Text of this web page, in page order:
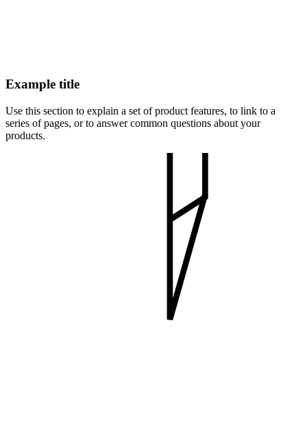
Example title
Use this section to explain a set of product features, to link to a
series of pages, or to answer common questions about your
products.